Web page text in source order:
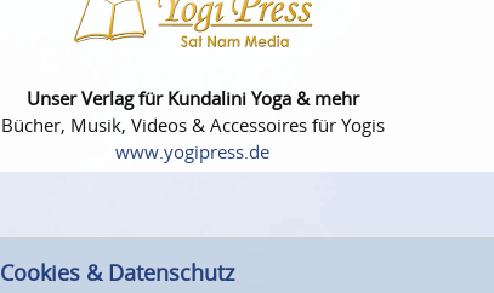
Unser Verlag für Kundalini Yoga & mehr
Bücher, Musik, Videos & Accessoires für Yogis
www.yogipress.de
Cookies & Datenschutz